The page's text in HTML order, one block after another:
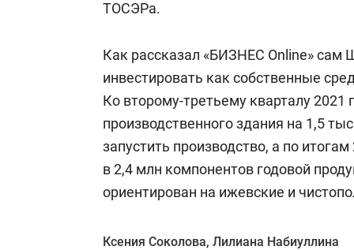
ТОСЭРа.
Как рассказал «БИЗНЕС Online» сам
инвестировать как собственные
Ко второму-третьему кварталу 2021
производственного здания на 1,5
запустить производство, а по
в 2,4 млн компонентов годовой
ориентирован на ижевские и
Ксения Соколова, Лилиана Набиуллина